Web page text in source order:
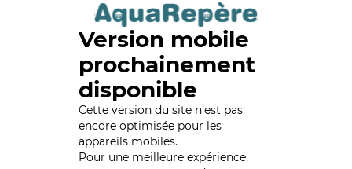
Version mobile
prochainement
disponible
Cette version du site n’est pas
encore optimisée pour les
appareils mobiles.
Pour une meilleure expérience,